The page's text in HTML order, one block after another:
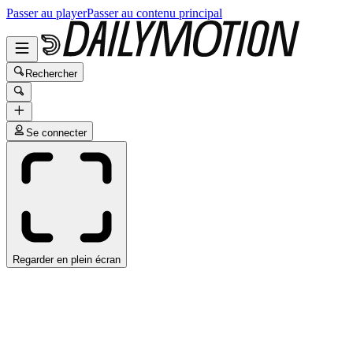
Passer au playerPasser au contenu principal
Rechercher
Se connecter
Regarder en plein écran